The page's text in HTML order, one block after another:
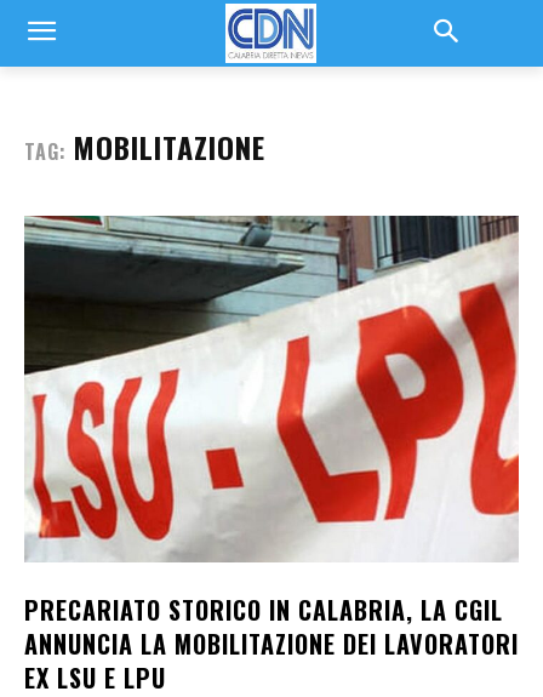
TAG: MOBILITAZIONE
PRECARIATO STORICO IN CALABRIA, LA CGIL
ANNUNCIA LA MOBILITAZIONE DEI LAVORATORI
EX LSU E LPU